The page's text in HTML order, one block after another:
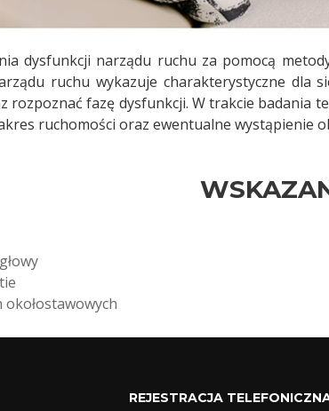
dysfunkcji narządu ruchu za pomocą
ruchu wykazuje charakterystyczne dla
fazę dysfunkcji. W trakcie badania
ruchomości oraz ewentualne wystąpienie
REJESTRACJA